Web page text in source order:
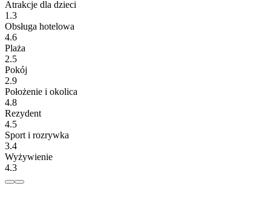
Atrakcje dla dzieci
1.3
Obsługa hotelowa
4.6
Plaża
2.5
Pokój
2.9
Położenie i okolica
4.8
Rezydent
4.5
Sport i rozrywka
3.4
Wyżywienie
4.3